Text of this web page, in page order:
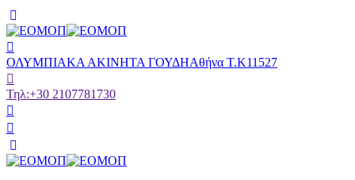
ΟΛΥΜΠΙΑΚΑ ΑΚΙΝΗΤΑ ΓΟΥΔΗΑθήνα Τ.Κ11527
Τηλ:+30 2107781730